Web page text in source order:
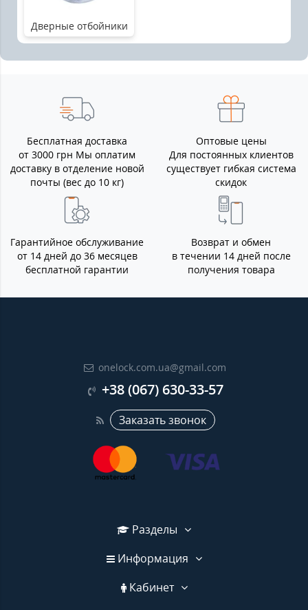
Дверные отбойники
Бесплатная доставка
от 3000 грн Мы оплатим
доставку в отделение новой
почты (вес до 10 кг)
Оптовые цены
Для постоянных клиентов
существует гибкая система
скидок
Гарантийное обслуживание
от 14 дней до 36 месяцев
бесплатной гарантии
Возврат и обмен
в течении 14 дней после
получения товара
onelock.com.ua@gmail.com
+38 (067) 630-33-57
Заказать звонок
Разделы
Информация
Кабинет